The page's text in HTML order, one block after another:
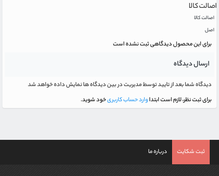
اصالت کالا
اصالت کالا
اصل
برای این محصول دیدگاهی ثبت نشده است
ارسال دیدگاه
دیدگاه شما بعد از تایید توسط مدیریت در بین دیدگاه ها نمایش داده خواهد شد
برای ثبت نظر، لازم است ابتداوارد حساب کاربریخود شوید.
ثبت شکایت درباره ما